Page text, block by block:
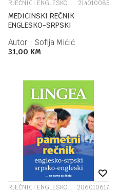
RJEČNICI ENGLESKOG JEZIKA 214010085
MEDICINSKI REČNIK
ENGLESKO-SRPSKI
Autor : Sofija Mićić
31,00 KM
RJEČNICI ENGLESKOG JEZIKA 206010617